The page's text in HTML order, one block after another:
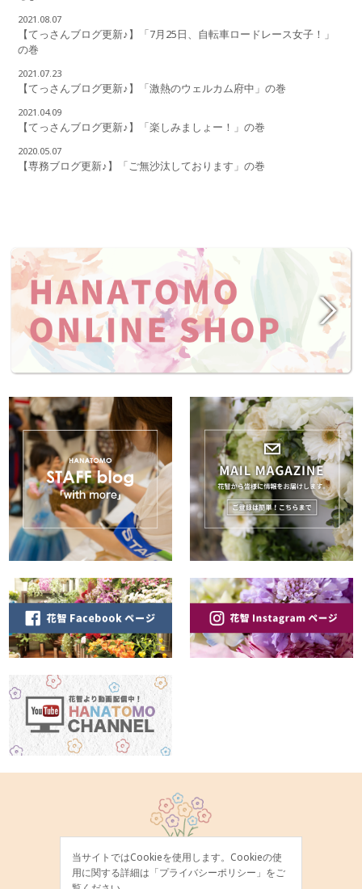
当サイトではCookieを使用します。Cookieの使
用に関する詳細は「プライバシーポリシー 」をご
2021.08.07
【てっさんブログ更新♪】「7月25日、自転車ロードレース女子！」
の巻
2021.07.23
【てっさんブログ更新♪】「激熱のウェルカム府中」の巻
2021.04.09
【てっさんブログ更新♪】「楽しみましょー！」の巻
2020.05.07
【専務ブログ更新♪】「ご無沙汰しております」の巻